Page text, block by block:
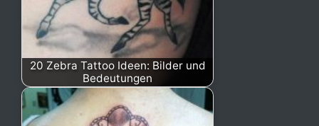
20 Zebra Tattoo Ideen: Bilder und
Bedeutungen